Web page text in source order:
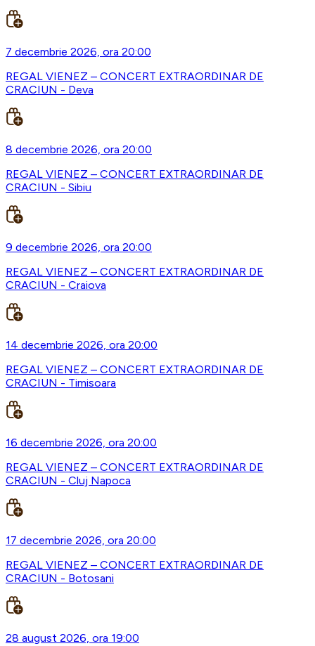
7 decembrie 2026, ora 20:00
REGAL VIENEZ – CONCERT EXTRAORDINAR DE
CRACIUN - Deva
8 decembrie 2026, ora 20:00
REGAL VIENEZ – CONCERT EXTRAORDINAR DE
CRACIUN - Sibiu
9 decembrie 2026, ora 20:00
REGAL VIENEZ – CONCERT EXTRAORDINAR DE
CRACIUN - Craiova
14 decembrie 2026, ora 20:00
REGAL VIENEZ – CONCERT EXTRAORDINAR DE
CRACIUN - Timisoara
16 decembrie 2026, ora 20:00
REGAL VIENEZ – CONCERT EXTRAORDINAR DE
CRACIUN - Cluj Napoca
17 decembrie 2026, ora 20:00
REGAL VIENEZ – CONCERT EXTRAORDINAR DE
CRACIUN - Botosani
28 august 2026, ora 19:00